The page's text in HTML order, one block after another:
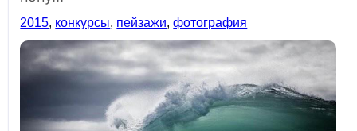
2015, конкурсы, пейзажи,фотография